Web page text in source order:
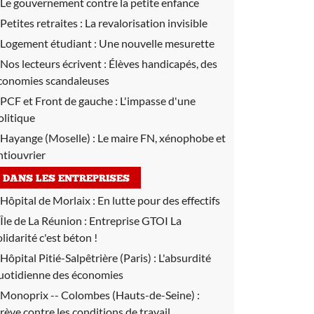
Petites retraites : La revalorisation invisible
Logement étudiant : Une nouvelle mesurette
Nos lecteurs écrivent : Élèves handicapés, des
scandaleuses
PCF et Front de gauche : L'impasse d'une
Hayange (Moselle) : Le maire FN, xénophobe et
DANS LES ENTREPRISES
Hôpital de Morlaix : En lutte pour des effectifs
Île de La Réunion : Entreprise GTOI La
c'est béton !
Hôpital Pitié-Salpêtrière (Paris) : L'absurdité
des économies
Monoprix -- Colombes (Hauts-de-Seine) :